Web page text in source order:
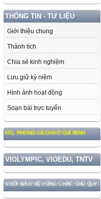
THÔNG TIN - TƯ LIỆU
Giới thiệu chung
Thành tích
Chia sẻ kinh nghiệm
Lưu giữ kỷ niệm
Hình ảnh hoạt động
Soạn bài trực tuyến
PHONG CÁCH HỒ CHÍ MINH
VIOLYMPIC, VIOEDU, TNTV
BẢO VỆ VỮNG CHẮC CHỦ QUYỀN